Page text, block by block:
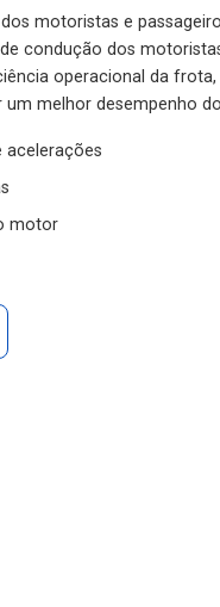
motoristas e
condução dos
operacional da
melhor desempenho